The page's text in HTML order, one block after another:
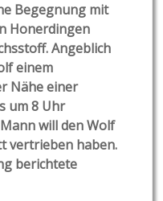
Begegnung mit
Honerdingen
Angeblich
einem
Nähe einer
um 8 Uhr
will den Wolf
vertrieben haben.
berichtete